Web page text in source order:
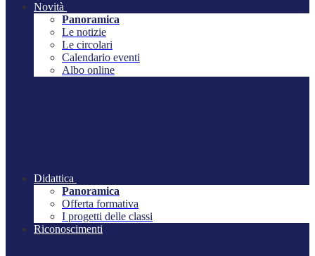
Novità
Panoramica
Le notizie
Le circolari
Calendario eventi
Albo online
Didattica
Panoramica
Offerta formativa
I progetti delle classi
Riconoscimenti